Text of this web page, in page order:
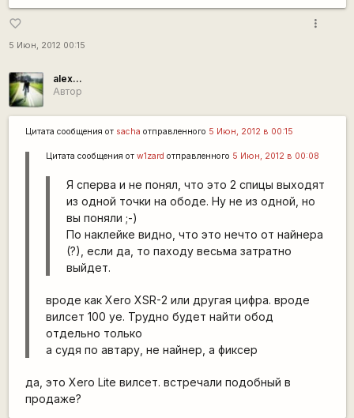
favorite_border
5 Июн, 2012 00:15
more_vert
alex...
Автор
Цитата сообщения от sacha отправленного 5 Июн, 2012 в 00:15
Цитата сообщения от w1zard отправленного 5 Июн, 2012 в 00:08
Я сперва и не понял, что это 2 спицы выходят
из одной точки на ободе. Ну не из одной, но
вы поняли ;-)
По наклейке видно, что это нечто от найнера
(?), если да, то паходу весьма затратно
выйдет.
вроде как Xero XSR-2 или другая цифра. вроде
вилсет 100 уе. Трудно будет найти обод
отдельно только
а судя по автару, не найнер, а фиксер
да, это Xero Lite вилсет. встречали подобный в
продаже?